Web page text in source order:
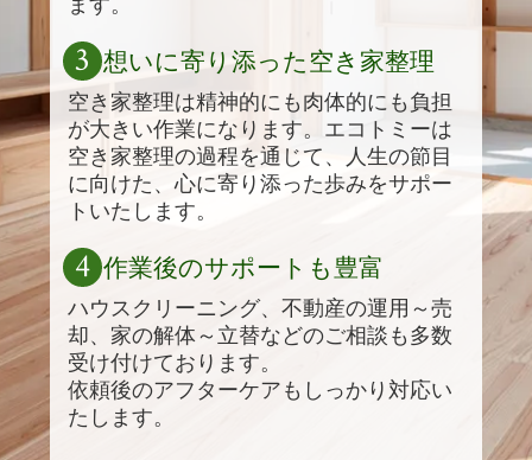
ます。
想いに寄り添った空き家整理
空き家整理は精神的にも肉体的にも負担
が大きい作業になります。エコトミーは
空き家整理の過程を通じて、人生の節目
に向けた、心に寄り添った歩みをサポー
トいたします。
3
作業後のサポートも豊富
ハウスクリーニング、不動産の運用～売
却、家の解体～立替などのご相談も多数
受け付けております。
依頼後のアフターケアもしっかり対応い
たします。
4